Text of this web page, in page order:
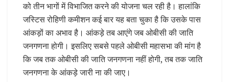
को तीन भागों में विभाजित करने की योजना चल रही है। हालांकि
जस्टिस रोहिणी कमीशन कई बार यह बता चुका है कि उसके पास
आंकड़ों का अभाव है। आंकड़े तब आएंगे जब ओबीसी की जाति
जनगणना होगी। इसलिए सबसे पहले ओबीसी महासभा की मांग है
कि जब तक ओबीसी की जाति जनगणना नहीं होगी, तब तक जाति
जनगणना के आंकड़े जारी ना की जाए।